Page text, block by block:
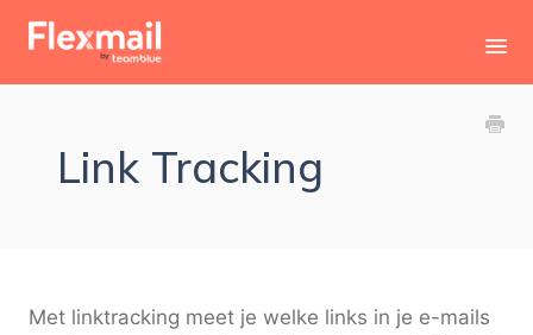
Link Tracking
Met linktracking meet je welke links in je e-mails